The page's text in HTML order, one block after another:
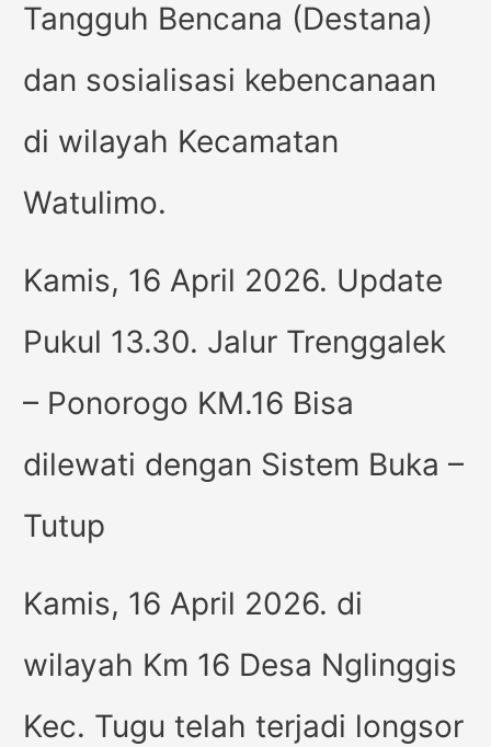
Tangguh Bencana (Destana)
dan sosialisasi kebencanaan
di wilayah Kecamatan
Watulimo.
Kamis, 16 April 2026. Update
Pukul 13.30. Jalur Trenggalek
– Ponorogo KM.16 Bisa
dilewati dengan Sistem Buka –
Tutup
Kamis, 16 April 2026. di
wilayah Km 16 Desa Nglinggis
Kec. Tugu telah terjadi longsor